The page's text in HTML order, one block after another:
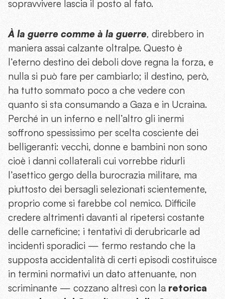
sopravvivere lascia il posto al fato.
À la guerre comme à la guerre, direbbero in
maniera assai calzante oltralpe. Questo è
l’eterno destino dei deboli dove regna la forza, e
nulla si può fare per cambiarlo; il destino, però,
ha tutto sommato poco a che vedere con
quanto si sta consumando a Gaza e in Ucraina.
Perché in un inferno e nell’altro gli inermi
soffrono spessissimo per scelta cosciente dei
belligeranti: vecchi, donne e bambini non sono
cioè i danni collaterali cui vorrebbe ridurli
l’asettico gergo della burocrazia militare, ma
piuttosto dei bersagli selezionati scientemente,
proprio come si farebbe col nemico. Difficile
credere altrimenti davanti al ripetersi costante
delle carneficine; i tentativi di derubricarle ad
incidenti sporadici — fermo restando che la
supposta accidentalità di certi episodi costituisce
in termini normativi un dato attenuante, non
scriminante — cozzano altresì con la retorica